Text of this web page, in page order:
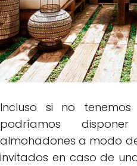
Incluso si no
podríamos
almohadones a modo
invitados en caso de